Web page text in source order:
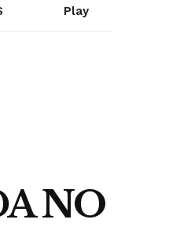
Play
NO